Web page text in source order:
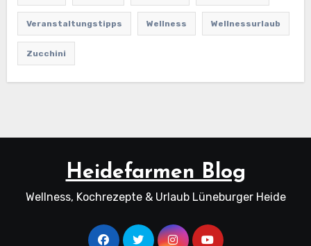
Veranstaltungstipps Wellness Wellnessurlaub
Zucchini
Heidefarmen Blog
Wellness, Kochrezepte & Urlaub Lüneburger Heide